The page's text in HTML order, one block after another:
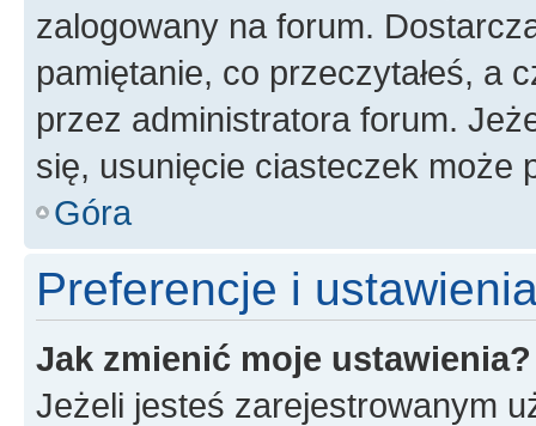
zalogowany na forum.
pamiętanie, co przeczytałeś, a
przez administratora forum.
się, usunięcie ciasteczek może
Góra
Preferencje i
Jak zmienić moje ustawienia?
Jeżeli jesteś zarejestrowanym